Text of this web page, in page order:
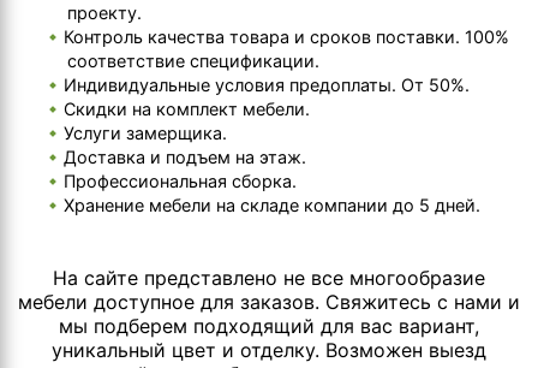
проекту.
Контроль качества товара и сроков поставки. 100%
соответствие спецификации.
Индивидуальные условия предоплаты. От 50%.
Скидки на комплект мебели.
Услуги замерщика.
Доставка и подъем на этаж.
Профессиональная сборка.
Хранение мебели на складе компании до 5 дней.
На сайте представлено не все многообразие
мебели доступное для заказов. Свяжитесь с нами и
мы подберем подходящий для вас вариант,
уникальный цвет и отделку. Возможен выезд